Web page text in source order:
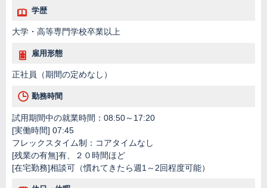
学歴
大学・高等専門学校卒業以上
雇用形態
正社員（期間の定めなし）
勤務時間
試用期間中の就業時間：08:50～17:20
[実働時間] 07:45
フレックスタイム制：コアタイムなし
[残業の有無]有、２０時間ほど
[在宅勤務]相談可（慣れてきたら週1～2回程度可能）